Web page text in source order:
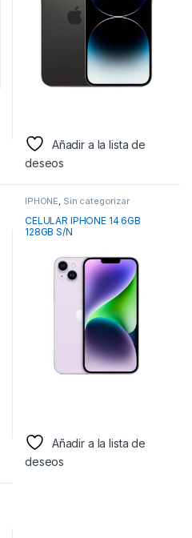
Añadir a la lista de
deseos
IPHONE Sin categorizar
CELULAR IPHONE 14 6GB
128GB S/N
Añadir a la lista de
deseos